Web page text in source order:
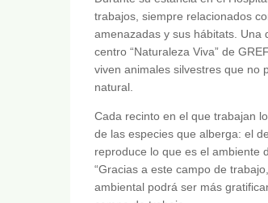
trabajos, siempre relacionados
amenazadas y sus hábitats. Una
centro “Naturaleza Viva” de
viven animales silvestres que no
natural.
Cada recinto en el que trabajan
de las especies que alberga: el
reproduce lo que es el ambiente
“Gracias a este campo de
ambiental podrá ser más